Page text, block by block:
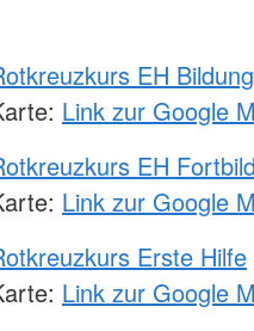
EH
Link zur Google
EH
Link zur Google
Erste Hilfe
Link zur Google